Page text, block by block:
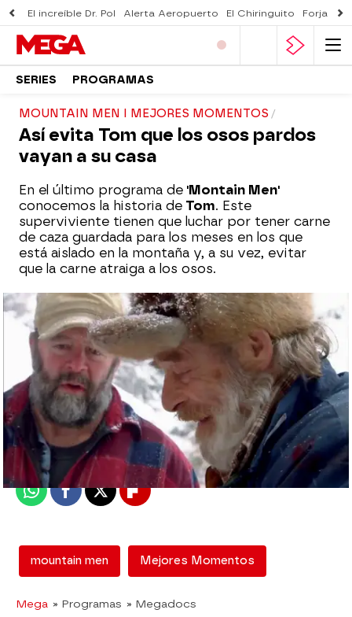
El increíble Dr. Pol Alerta Aeropuerto El Chiringuito Forjado
SERIES PROGRAMAS
MOUNTAIN MEN I MEJORES MOMENTOS
Así evita Tom que los osos pardos
vayan a su casa
En el último programa de 'Montain Men'
conocemos la historia de Tom. Este
superviviente tienen que luchar por tener carne
de caza guardada para los meses en los que
está aislado en la montaña y, a su vez, evitar
que la carne atraiga a los osos.
mega
Madrid
Publicado:12 de febrero de 2018, 12:51
WhatsappFacebook
X Flipboard
mountain men Mejores Momentos
Mega » Programas » Megadocs